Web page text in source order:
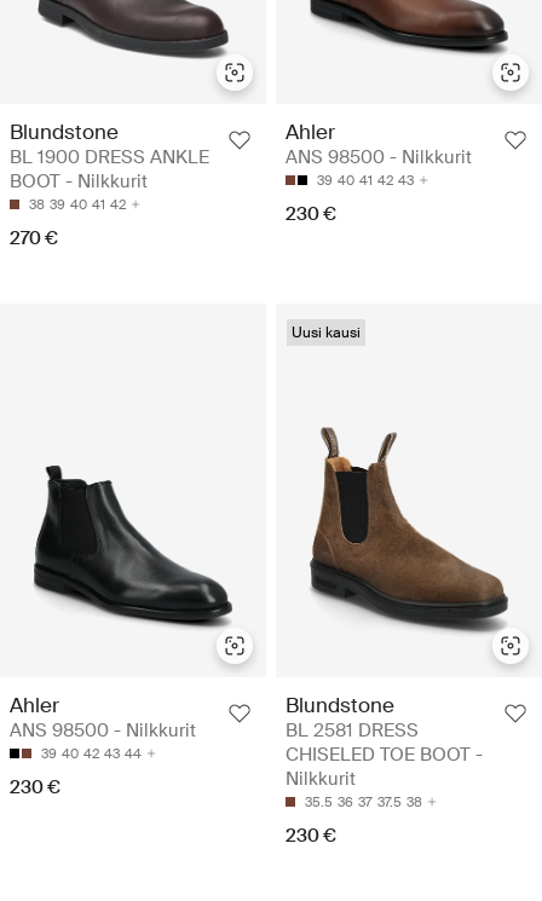
Blundstone
BL 1900 DRESS ANKLE
BOOT - Nilkkurit
38 39 40 41 42
270 €
Ahler
ANS 98500 - Nilkkurit
39 40 41 42 43
230 €
Ahler
ANS 98500 - Nilkkurit
39 40 42 43 44
230 €
Uusi kausi
Blundstone
BL 2581 DRESS
CHISELED TOE BOOT -
Nilkkurit
35.5 36 37 37.5 38
230 €